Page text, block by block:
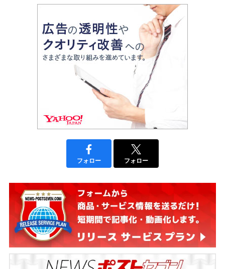
フォロー フォロー